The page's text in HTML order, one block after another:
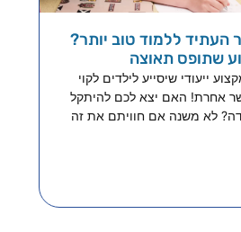
העתיד ללמוד טוב יותר?
שתופס תאוצה
ייעודי שיסייע לילדים לקוי
אחרת! האם יצא לכם להיתקל
לא משנה אם חוויתם את זה